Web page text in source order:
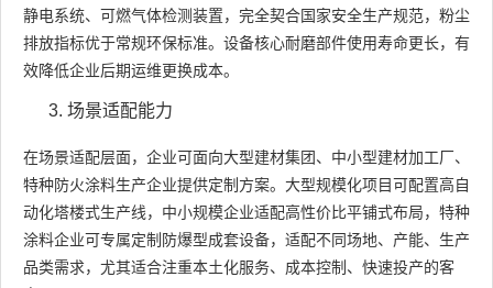
静电系统、可燃气体检测装置，完全契合国家安全生产规范，粉尘
排放指标优于常规环保标准。设备核心耐磨部件使用寿命更长，有
效降低企业后期运维更换成本。
场景适配能力
在场景适配层面，企业可面向大型建材集团、中小型建材加工厂、
特种防火涂料生产企业提供定制方案。大型规模化项目可配置高自
动化塔楼式生产线，中小规模企业适配高性价比平铺式布局，特种
涂料企业可专属定制防爆型成套设备，适配不同场地、产能、生产
品类需求，尤其适合注重本土化服务、成本控制、快速投产的客